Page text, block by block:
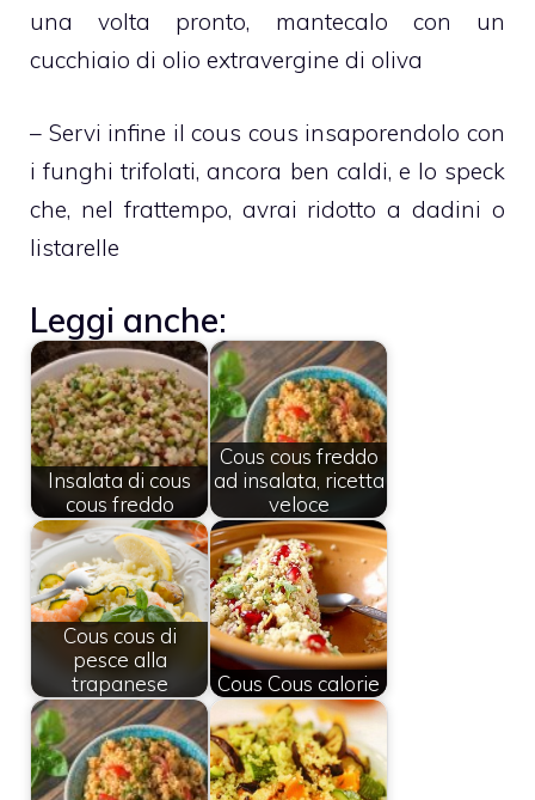
una volta pronto, mantecalo con un
cucchiaio di olio extravergine di oliva
– Servi infine il cous cous insaporendolo con
i funghi trifolati, ancora ben caldi, e lo speck
che, nel frattempo, avrai ridotto a dadini o
listarelle
Leggi anche:
Insalata di cous
cous freddo
Cous cous freddo
ad insalata, ricetta
veloce
Cous cous di
pesce alla
trapanese
Cous Cous calorie